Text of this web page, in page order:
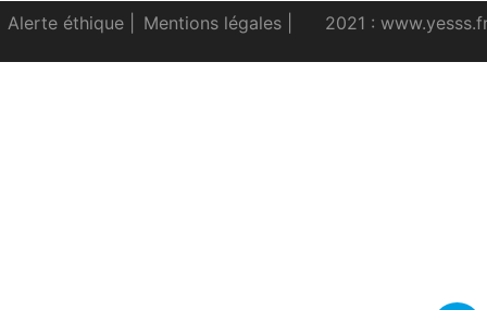
Alerte éthique Mentions légales 2021 :